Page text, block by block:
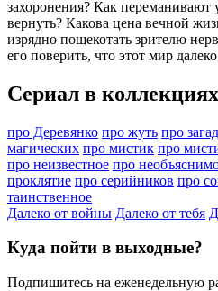
захоронения? Как переманивают
вернуть? Какова цена вечной
изрядно пощекотать зрителю
его поверить, что этот мир
Сериал в коллекциях
про Деревянко про жуть про
магических про мистик про
про неизвестное про
проклятие про серийников про
таинственное
Далеко от войны Далеко от тебя
Куда пойти в выходные?
Подпишитесь на еженедельную